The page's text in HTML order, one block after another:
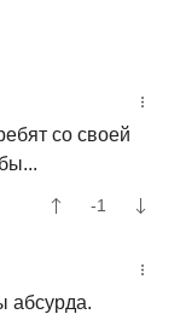
со своей
-1
абсурда.